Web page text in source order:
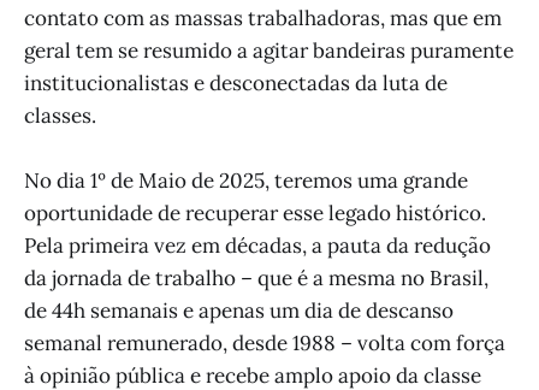
contato com as massas trabalhadoras, mas que em
geral tem se resumido a agitar bandeiras puramente
institucionalistas e desconectadas da luta de
classes.
No dia 1º de Maio de 2025, teremos uma grande
oportunidade de recuperar esse legado histórico.
Pela primeira vez em décadas, a pauta da redução
da jornada de trabalho – que é a mesma no Brasil,
de 44h semanais e apenas um dia de descanso
semanal remunerado, desde 1988 – volta com força
à opinião pública e recebe amplo apoio da classe